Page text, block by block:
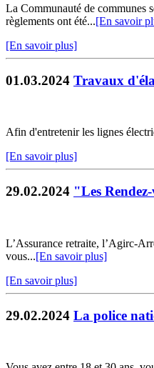
La Communauté de communes
règlements ont été...[En savoir
[En savoir plus]
01.03.2024 Travaux
Afin d'entretenir les lignes
[En savoir plus]
29.02.2024 "Les
L’Assurance retraite, l’Agirc-
vous...[En savoir plus]
[En savoir plus]
29.02.2024 La police